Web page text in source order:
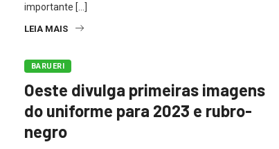
importante […]
LEIA MAIS
BARUERI
Oeste divulga primeiras imagens
do uniforme para 2023 e rubro-
negro